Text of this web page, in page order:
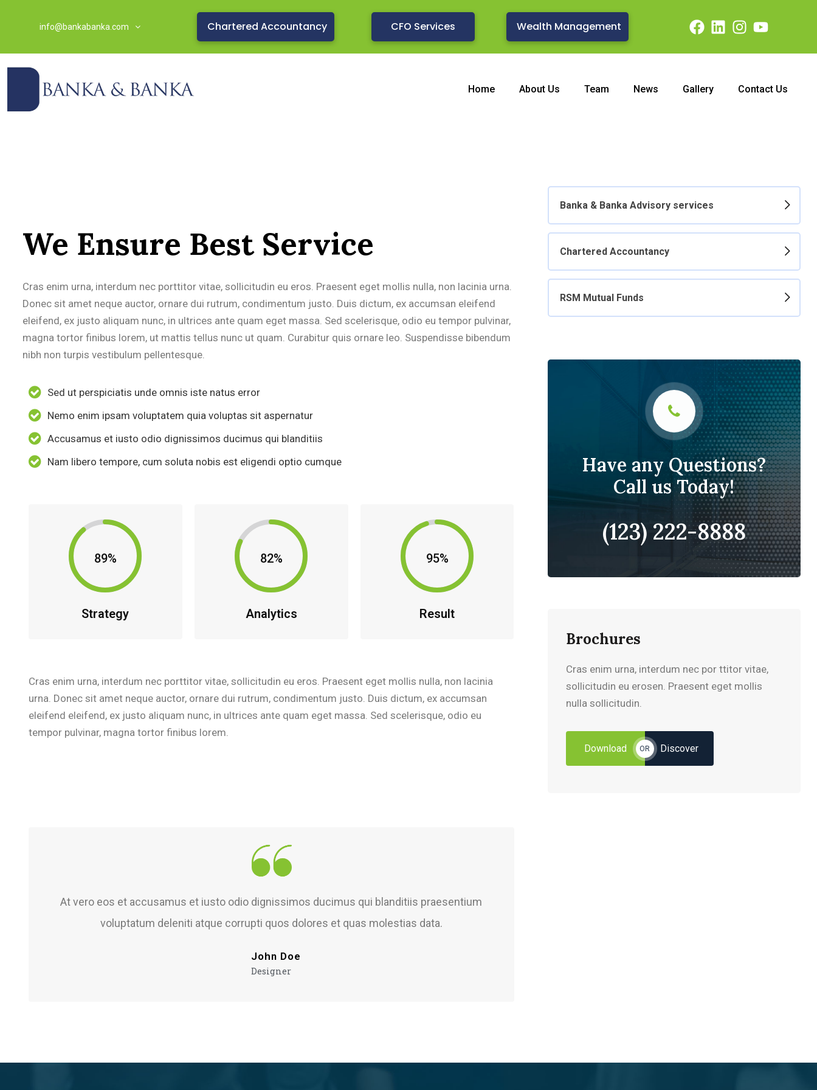
info@bankabanka.com Chartered Accountancy CFO Services Wealth Management
Home About Us Team News Gallery Contact Us
We Ensure Best Service
Cras enim urna, interdum nec porttitor vitae, sollicitudin eu eros. Praesent eget mollis nulla, non lacinia urna.
Donec sit amet neque auctor, ornare dui rutrum, condimentum justo. Duis dictum, ex accumsan eleifend
eleifend, ex justo aliquam nunc, in ultrices ante quam eget massa. Sed scelerisque, odio eu tempor pulvinar,
magna tortor finibus lorem, ut mattis tellus nunc ut quam. Curabitur quis ornare leo. Suspendisse bibendum
nibh non turpis vestibulum pellentesque.
Sed ut perspiciatis unde omnis iste natus error
Nemo enim ipsam voluptatem quia voluptas sit aspernatur
Accusamus et iusto odio dignissimos ducimus qui blanditiis
Nam libero tempore, cum soluta nobis est eligendi optio cumque
89%
Strategy
82%
Analytics
95%
Result
Cras enim urna, interdum nec porttitor vitae, sollicitudin eu eros. Praesent eget mollis nulla, non lacinia
urna. Donec sit amet neque auctor, ornare dui rutrum, condimentum justo. Duis dictum, ex accumsan
eleifend eleifend, ex justo aliquam nunc, in ultrices ante quam eget massa. Sed scelerisque, odio eu
tempor pulvinar, magna tortor finibus lorem.
At vero eos et accusamus et iusto odio dignissimos ducimus qui blanditiis praesentium
voluptatum deleniti atque corrupti quos dolores et quas molestias data.
John Doe
Designer
Banka & Banka Advisory services
Chartered Accountancy
RSM Mutual Funds
Have any Questions?
Call us Today!
(123) 222-8888
Brochures
Cras enim urna, interdum nec por ttitor vitae,
sollicitudin eu erosen. Praesent eget mollis
nulla sollicitudin.
Download OR Discover